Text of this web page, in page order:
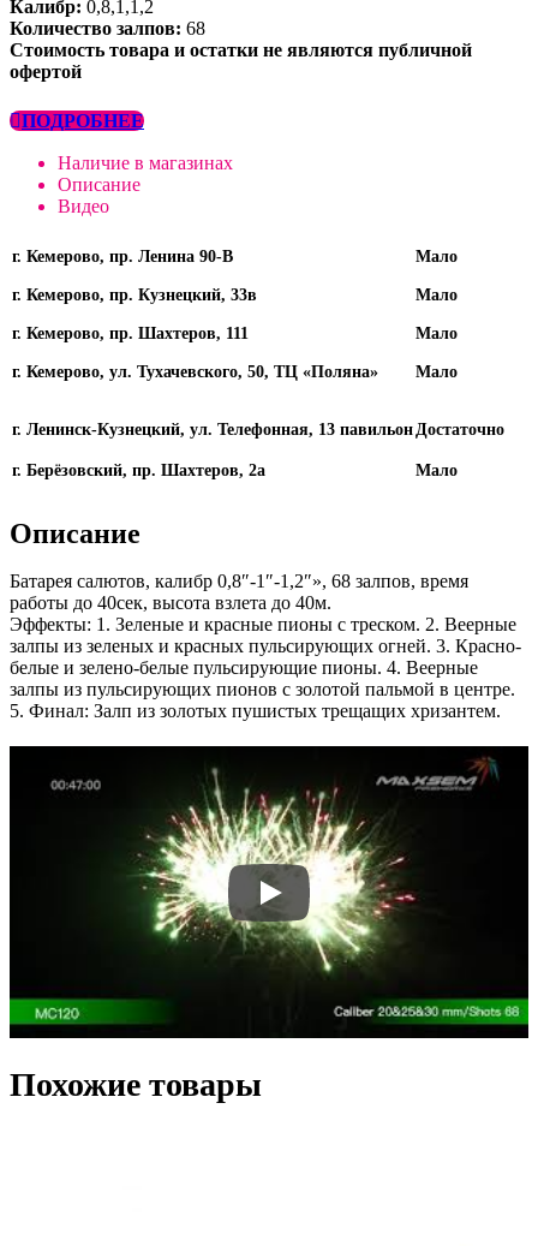
Калибр: 0,8,1,1,2
Количество залпов: 68
Стоимость товара и остатки не являются публичной
офертой
ПОДРОБНЕЕ
Наличие в магазинах
Описание
Видео
г. Кемерово, пр. Ленина 90-В Мало
г. Кемерово, пр. Кузнецкий, 33в Мало
г. Кемерово, пр. Шахтеров, 111 Мало
г. Кемерово, ул. Тухачевского, 50, ТЦ «Поляна» Мало
г. Ленинск-Кузнецкий, ул. Телефонная, 13 павильонДостаточно
г. Берёзовский, пр. Шахтеров, 2а Мало
Описание
Батарея салютов, калибр 0,8″-1″-1,2″», 68 залпов, время
работы до 40сек, высота взлета до 40м.
Эффекты: 1. Зеленые и красные пионы с треском. 2. Веерные
залпы из зеленых и красных пульсирующих огней. 3. Красно-
белые и зелено-белые пульсирующие пионы. 4. Веерные
залпы из пульсирующих пионов с золотой пальмой в центре.
5. Финал: Залп из золотых пушистых трещащих хризантем.
Похожие товары